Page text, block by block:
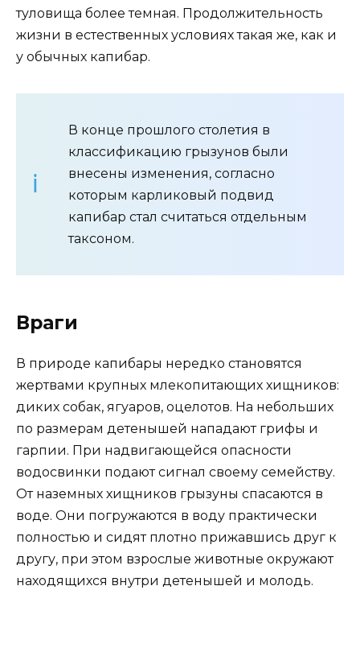
туловища более темная. Продолжительность
жизни в естественных условиях такая же, как и
у обычных капибар.
В конце прошлого столетия в
классификацию грызунов были
внесены изменения, согласно
которым карликовый подвид
капибар стал считаться отдельным
таксоном.
Враги
В природе капибары нередко становятся
жертвами крупных млекопитающих хищников:
диких собак, ягуаров, оцелотов. На небольших
по размерам детенышей нападают грифы и
гарпии. При надвигающейся опасности
водосвинки подают сигнал своему семейству.
От наземных хищников грызуны спасаются в
воде. Они погружаются в воду практически
полностью и сидят плотно прижавшись друг к
другу, при этом взрослые животные окружают
находящихся внутри детенышей и молодь.